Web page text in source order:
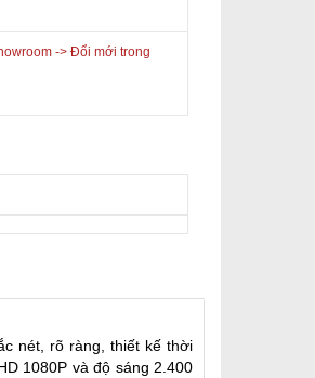
-> Đổi mới trong
nét, rõ ràng, thiết kế thời
1080P và độ sáng 2.400